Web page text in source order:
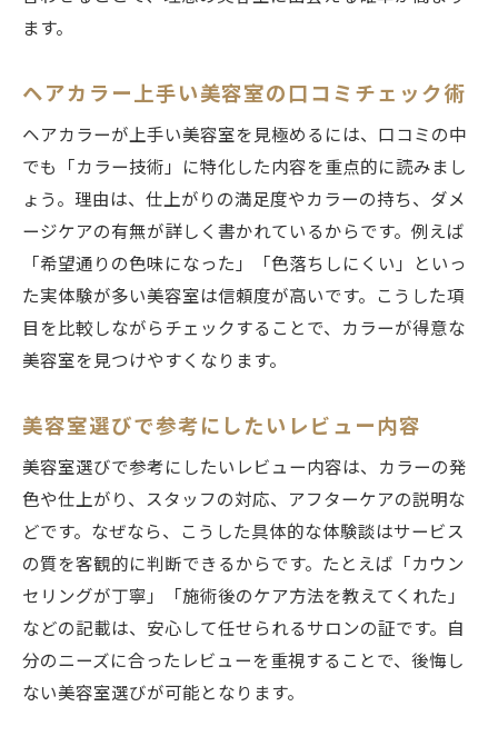
ます。
ヘアカラー上手い美容室の口コミチェック術
ヘアカラーが上手い美容室を見極めるには、口コミの中
でも「カラー技術」に特化した内容を重点的に読みまし
ょう。理由は、仕上がりの満足度やカラーの持ち、ダメ
ージケアの有無が詳しく書かれているからです。例えば
「希望通りの色味になった」「色落ちしにくい」といっ
た実体験が多い美容室は信頼度が高いです。こうした項
目を比較しながらチェックすることで、カラーが得意な
美容室を見つけやすくなります。
美容室選びで参考にしたいレビュー内容
美容室選びで参考にしたいレビュー内容は、カラーの発
色や仕上がり、スタッフの対応、アフターケアの説明な
どです。なぜなら、こうした具体的な体験談はサービス
の質を客観的に判断できるからです。たとえば「カウン
セリングが丁寧」「施術後のケア方法を教えてくれた」
などの記載は、安心して任せられるサロンの証です。自
分のニーズに合ったレビューを重視することで、後悔し
ない美容室選びが可能となります。